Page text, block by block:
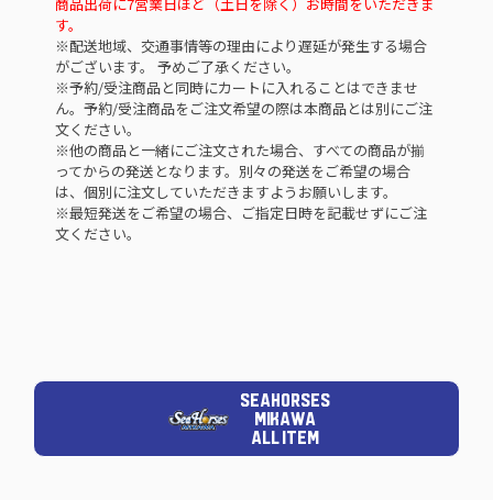
す。
※配送地域、交通事情等の理由により遅延が発生する場合
がございます。 予めご了承ください。
※予約/受注商品と同時にカートに入れることはできませ
ん。予約/受注商品をご注文希望の際は本商品とは別にご注
文ください。
※他の商品と一緒にご注文された場合、すべての商品が揃
ってからの発送となります。別々の発送をご希望の場合
は、個別に注文していただきますようお願いします。
※最短発送をご希望の場合、ご指定日時を記載せずにご注
文ください。
SEAHORSES
MIKAWA
ALL ITEM